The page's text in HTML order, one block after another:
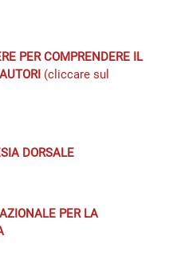
PER COMPRENDERE IL
(cliccare sul
DORSALE
PER LA